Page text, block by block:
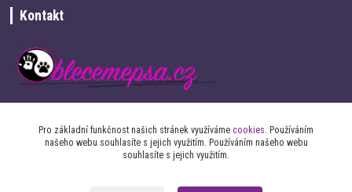
Kontakt
info@oblecemepsa.cz
Pro základní funkčnost našich stránek využíváme cookies. Používáním
našeho webu souhlasíte s jejich využitím. Používáním našeho webu
souhlasíte s jejich využitím.